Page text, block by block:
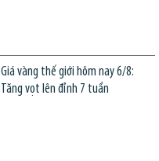
Giá vàng thế giới hôm nay 6/8:
Tăng vọt lên đỉnh 7 tuần